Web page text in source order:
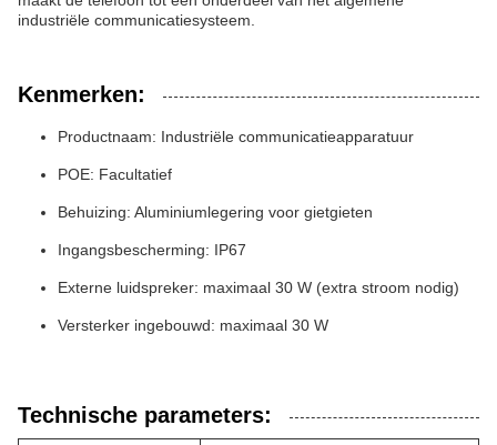
industriële communicatiesysteem.
Kenmerken:
Productnaam: Industriële communicatieapparatuur
POE: Facultatief
Behuizing: Aluminiumlegering voor gietgieten
Ingangsbescherming: IP67
Externe luidspreker: maximaal 30 W (extra stroom nodig)
Versterker ingebouwd: maximaal 30 W
Technische parameters: